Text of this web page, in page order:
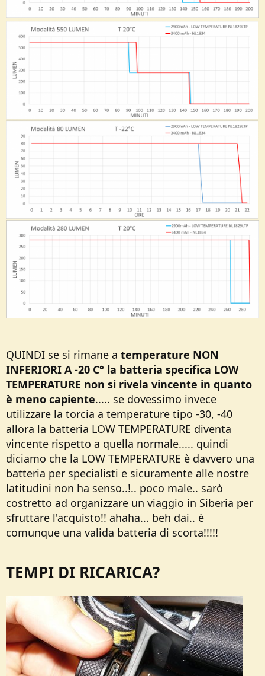
QUINDI se si rimane a temperature NON
INFERIORI A -20 C° la batteria specifica LOW
TEMPERATURE non si rivela vincente in quanto
è meno capiente..... se dovessimo invece
utilizzare la torcia a temperature tipo -30, -40
allora la batteria LOW TEMPERATURE diventa
vincente rispetto a quella normale..... quindi
diciamo che la LOW TEMPERATURE è davvero una
batteria per specialisti e sicuramente alle nostre
latitudini non ha senso..!.. poco male.. sarò
costretto ad organizzare un viaggio in Siberia per
sfruttare l'acquisto!! ahaha... beh dai.. è
comunque una valida batteria di scorta!!!!!
TEMPI DI RICARICA?